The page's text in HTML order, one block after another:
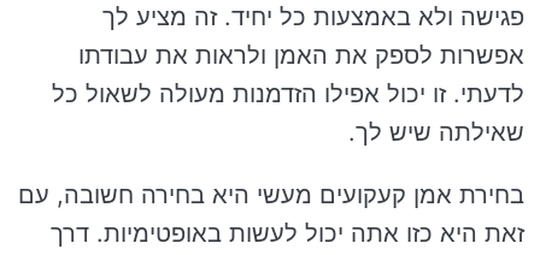
פגישה ולא באמצעות כל יחיד. זה מציע לך
אפשרות לספק את האמן ולראות את עבודתו
לדעתי. זו יכול אפילו הזדמנות מעולה לשאול כל
שאילתה שיש לך.
בחירת אמן קעקועים מעשי היא בחירה חשובה, עם
זאת היא כזו אתה יכול לעשות באופטימיות. דרך